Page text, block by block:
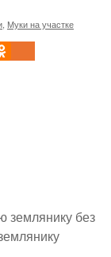
Муки на участке
землянику без